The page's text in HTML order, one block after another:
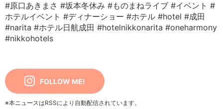
#原口あきまさ #坂本冬休み #ものまねライブ #イベント #
ホテルイベント #ディナーショー #ホテル #hotel #成田
#narita #ホテル日航成田 #hotelnikkonarita #oneharmony
#nikkohotels
FOLLOW ME!
※本ニュースはRSSにより自動配信されています。